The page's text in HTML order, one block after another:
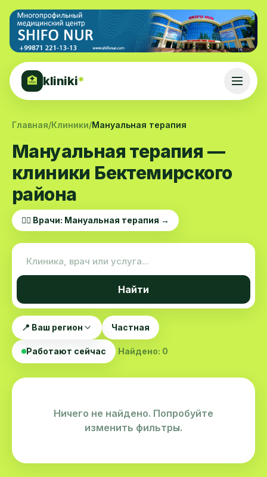
🏥 kliniki*
Главная/Клиники/Мануальная терапия
Мануальная терапия —
клиники Бектемирского
района
👨‍⚕️ Врачи: Мануальная терапия →
Найти
📍 Ваш регион Частная
Работают сейчас Найдено: 0
Ничего не найдено. Попробуйте
изменить фильтры.